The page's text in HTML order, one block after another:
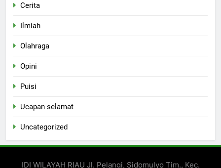
Cerita
Ilmiah
Olahraga
Opini
Puisi
Ucapan selamat
Uncategorized
IDI WILAYAH RIAU Jl. Pelangi, Sidomulyo Tim., Kec.